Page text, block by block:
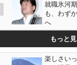
就職氷河
も、わず
へ
もっと
楽しさい